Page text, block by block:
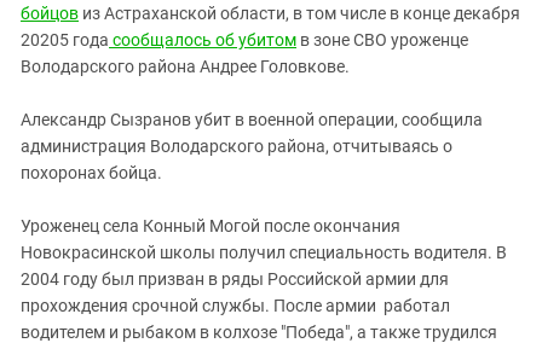
Краснодарский край
Нагорный Карабах
Ростовская область
Северная Осетия - Алания
Ставропольский край
Чечня
Южная Осетия
бойцов из Астраханской области, в том числе в конце декабря
20205 года сообщалось об убитом в зоне СВО уроженце
Володарского района Андрее Головкове.
Александр Сызранов убит в военной операции, сообщила
администрация Володарского района, отчитываясь о
похоронах бойца.
Уроженец села Конный Могой после окончания
Новокрасинской школы получил специальность водителя. В
2004 году был призван в ряды Российской армии для
прохождения срочной службы. После армии работал
водителем и рыбаком в колхозе "Победа", а также трудился